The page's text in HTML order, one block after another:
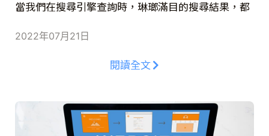
當我們在搜尋引擎查詢時，琳瑯滿目的搜尋結果，都
要，SEO是一連串改善網站自然排名的工作，簡稱搜
作的網站越符合SEO的所制定的規則，又或是更加受
2022年07月21日
閱讀全文